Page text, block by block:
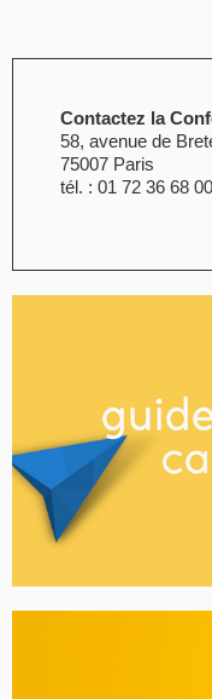
Contactez la
58, avenue de
75007 Paris
tél. : 01 72 36 68 00